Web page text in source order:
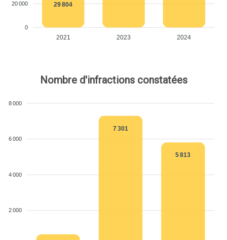
20 000
0
29 804
2021 2023 2024
Nombre d'infractions constatées
8 000
6 000
4 000
2 000
7 301
5 813